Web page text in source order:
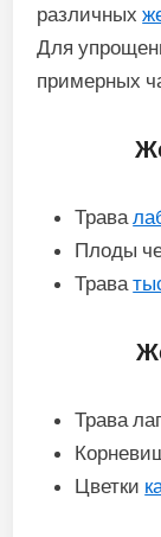
различных
Для
примерных
Трава
Плоды
Трава
Трава
Цветки